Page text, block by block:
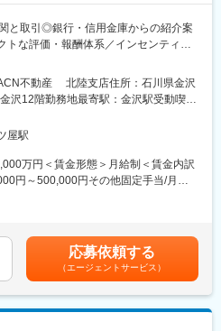
スリーマンションなどをご用意させて
考の中で別途ご相談させていただけれ
講習会の参加など基本的には全て会社
設まで幅広い電気工事を手がけてお
す。景気に左右されにくい業界なの
いては初期から参入しており、北は青
太陽光発電の施工実績があります。同
ら太陽光発電に関しては歴史が古い
ハウもあります。
と取引◎銀行・信用金庫からの紹介案
な評価・報酬体系／インセンティブ
取引する同社で、銀行・信用金庫から
不動産小口化商品「Aシェア」を提案し
なく、金融機関との信頼関係を起点
対策ニーズへ応える営業です。
た顧客の資産状況・課題の把握
益性、管理方法などの商品説明
的に応じた購入プランの提案
不動産 北陸支店住所：石川県金沢
沢12階勤務地最寄駅：金沢駅受動喫煙
範囲：会社の定める事業所
屋駅
万円＜賃金形態＞月給制＜賃金内訳
円～500,000円その他固定手当/月：
回（6月・12月）■固定残業代制 超過
て補足》固定給に加え下記変動給（イ
与）が追加で支給されるイメージで
円程・同ポジションの平均値：年間
場合：年間450万円程賃金はあくまで
応募依頼する
（エージェントサービス）